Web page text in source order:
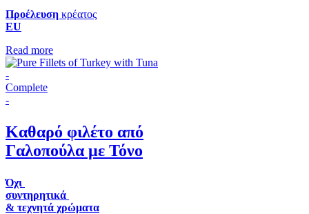
Προέλευση κρέατος
EU
Read more
-
Complete
-
Καθαρό φιλέτο από
Γαλοπούλα με Τόνο
Όχι
συντηρητικά
& τεχνητά χρώματα